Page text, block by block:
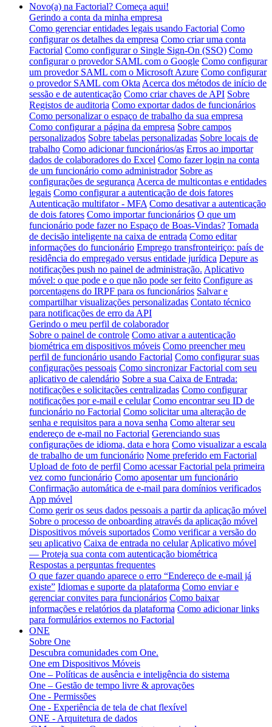
Novo(a) na Factorial? Começa aqui!
Gerindo a conta da minha empresa
Como gerenciar entidades legais usando Factorial Como
configurar os detalhes da empresa Como criar uma conta
Factorial Como configurar o Single Sign-On (SSO) Como
configurar o provedor SAML com o Google Como configurar
um provedor SAML com o Microsoft Azure Como configurar
o provedor SAML com Okta Acerca dos métodos de início de
sessão e de autenticação Como criar chaves de API Sobre
Registos de auditoria Como exportar dados de funcionários
Como personalizar o espaço de trabalho da sua empresa
Como configurar a página da empresa Sobre campos
personalizados Sobre tabelas personalizadas Sobre locais de
trabalho Como adicionar funcionários/as Erros ao importar
dados de colaboradores do Excel Como fazer login na conta
de um funcionário como administrador Sobre as
configurações de segurança Acerca de multicontas e entidades
legais Como configurar a autenticação de dois fatores
Autenticação multifator - MFA Como desativar a autenticação
de dois fatores Como importar funcionários O que um
funcionário pode fazer no Espaço de Boas-Vindas? Tomada
de decisão inteligente na caixa de entrada Como editar
informações do funcionário Emprego transfronteiriço: país de
residência do empregado versus entidade jurídica Depure as
notificações push no painel de administração. Aplicativo
móvel: o que pode e o que não pode ser feito Configure as
porcentagens do IRPF para os funcionários Salvar e
compartilhar visualizações personalizadas Contato técnico
para notificações de erro da API
Gerindo o meu perfil de colaborador
Sobre o painel de controle Como ativar a autenticação
biométrica em dispositivos móveis Como preencher meu
perfil de funcionário usando Factorial Como configurar suas
configurações pessoais Como sincronizar Factorial com seu
aplicativo de calendário Sobre a sua Caixa de Entrada:
notificações e solicitações centralizadas Como configurar
notificações por e-mail e celular Como encontrar seu ID de
funcionário no Factorial Como solicitar uma alteração de
senha e requisitos para a nova senha Como alterar seu
endereço de e-mail no Factorial Gerenciando suas
configurações de idioma, data e hora Como visualizar a escala
de trabalho de um funcionário Nome preferido em Factorial
Upload de foto de perfil Como acessar Factorial pela primeira
vez como funcionário Como aposentar um funcionário
Confirmação automática de e-mail para domínios verificados
App móvel
Como gerir os seus dados pessoais a partir da aplicação móvel
Sobre o processo de onboarding através da aplicação móvel
Dispositivos móveis suportados Como verificar a versão do
seu aplicativo Caixa de entrada no celular Aplicativo móvel
— Proteja sua conta com autenticação biométrica
Respostas a perguntas frequentes
O que fazer quando aparece o erro “Endereço de e-mail já
existe” Idiomas e suporte da plataforma Como enviar e
gerenciar convites para funcionários Como baixar
informações e relatórios da plataforma Como adicionar links
para formulários externos no Factorial
ONE
Sobre One
Descubra comunidades com One.
One em Dispositivos Móveis
One – Políticas de ausência e inteligência do sistema
One – Gestão de tempo livre & aprovações
One - Permissões
One - Experiência de tela de chat flexível
ONE - Arquitetura de dados